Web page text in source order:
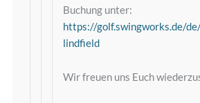
Buchung unter:
https://golf.swingworks.de/
lindfield
Wir freuen uns Euch